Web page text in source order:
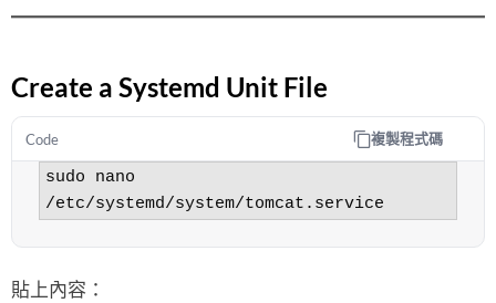
Create a Systemd Unit File
Code 複製程式碼
sudo nano
/etc/systemd/system/tomcat.service
貼上內容：